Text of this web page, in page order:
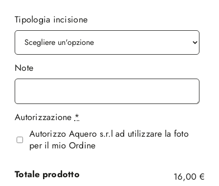
Tipologia incisione
Note
Autorizzazione *
Autorizzo Aquero s.r.l ad utilizzare la foto
per il mio Ordine
Totale prodotto
16,00 €